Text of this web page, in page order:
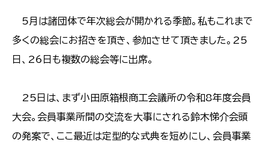
5月は諸団体で年次総会が開かれる季節。私もこれまで
多くの総会にお招きを頂き、参加させて頂きました。25
日、26日も複数の総会等に出席。
25日は、まず小田原箱根商工会議所の令和8年度会員
大会。会員事業所間の交流を大事にされる鈴木悌介会頭
の発案で、ここ最近は定型的な式典を短めにし、会員事業